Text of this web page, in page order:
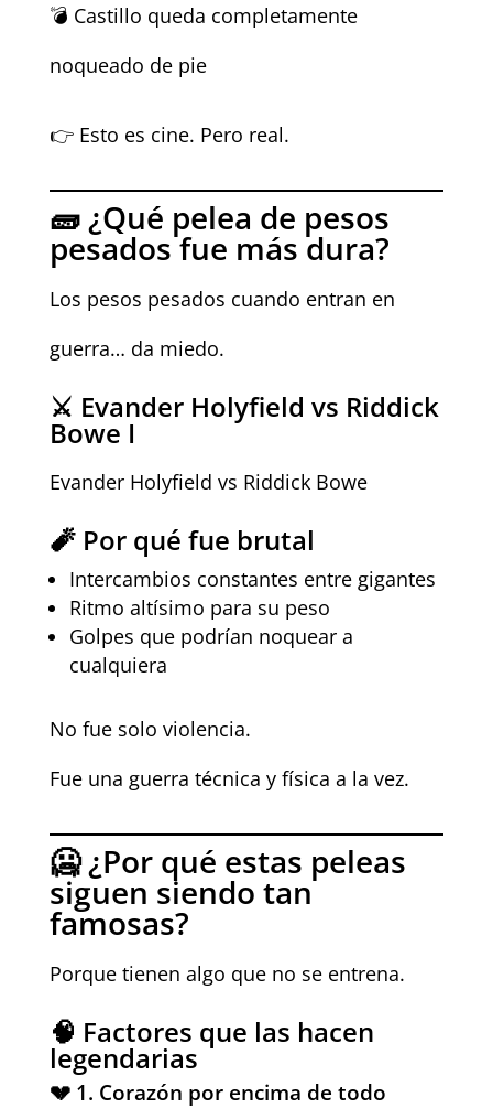
💣 Castillo queda completamente
noqueado de pie
👉 Esto es cine. Pero real.
🧱 ¿Qué pelea de pesos
pesados fue más dura?
Los pesos pesados cuando entran en
guerra… da miedo.
⚔️ Evander Holyfield vs Riddick
Bowe I
Evander Holyfield vs Riddick Bowe
🧨 Por qué fue brutal
Intercambios constantes entre gigantes
Ritmo altísimo para su peso
Golpes que podrían noquear a
cualquiera
No fue solo violencia.
Fue una guerra técnica y física a la vez.
🥶 ¿Por qué estas peleas
siguen siendo tan
famosas?
Porque tienen algo que no se entrena.
🧠 Factores que las hacen
legendarias
💔 1. Corazón por encima de todo